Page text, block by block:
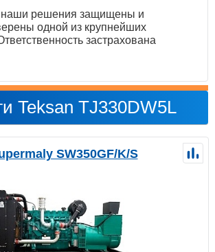
наши решения защищены и
одной из крупнейших
застрахована
Teksan TJ330DW5L
SW350GF/K/S